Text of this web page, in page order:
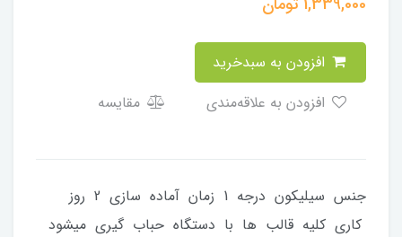
مقایسه
جنس سیلیکون درجه 1 زمان آماده سازی 2 روز
کاری کلیه قالب ها با دستگاه حباب گیری میشود